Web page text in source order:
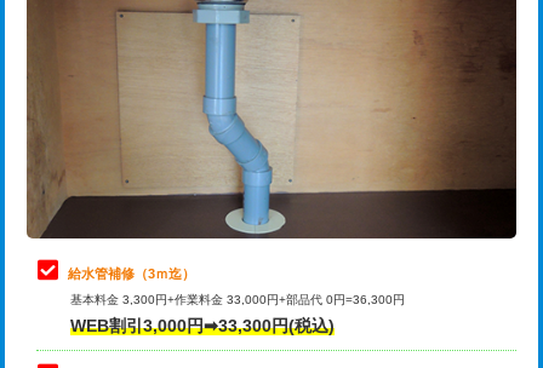
給水管工事※（ライニング鋼管・銅
管・ポリ管・HT管使用/3ｍ超え)
排水管工事（土の掘削・埋め戻し作
11,000円~
排水管工事（排水管工事/3ｍまで） 55,000円
排水管工事（追加 排水管工事/3ｍ超
マス交換（土の掘削・埋め戻し作業）
マス交換（深さ50㎝未満）
追加トーラー機使用/3m超え
33,000円
8,800円
止水・漏水調査・防水処理・清掃・修
理・調整・分解・加工など（軽作業）
11,000円
止水・漏水調査・防水処理・清掃・修
理・調整・分解・加工など（中作業）
止水・漏水調査・防水処理・清掃・修
理・調整・分解・加工など（重作業）
33,000円
給水管補修（3ｍ迄）
基本料金 3,300円+作業料金 33,000円+部品代 0円=36,300円
WEB割引3,000円➡33,300円(税込)